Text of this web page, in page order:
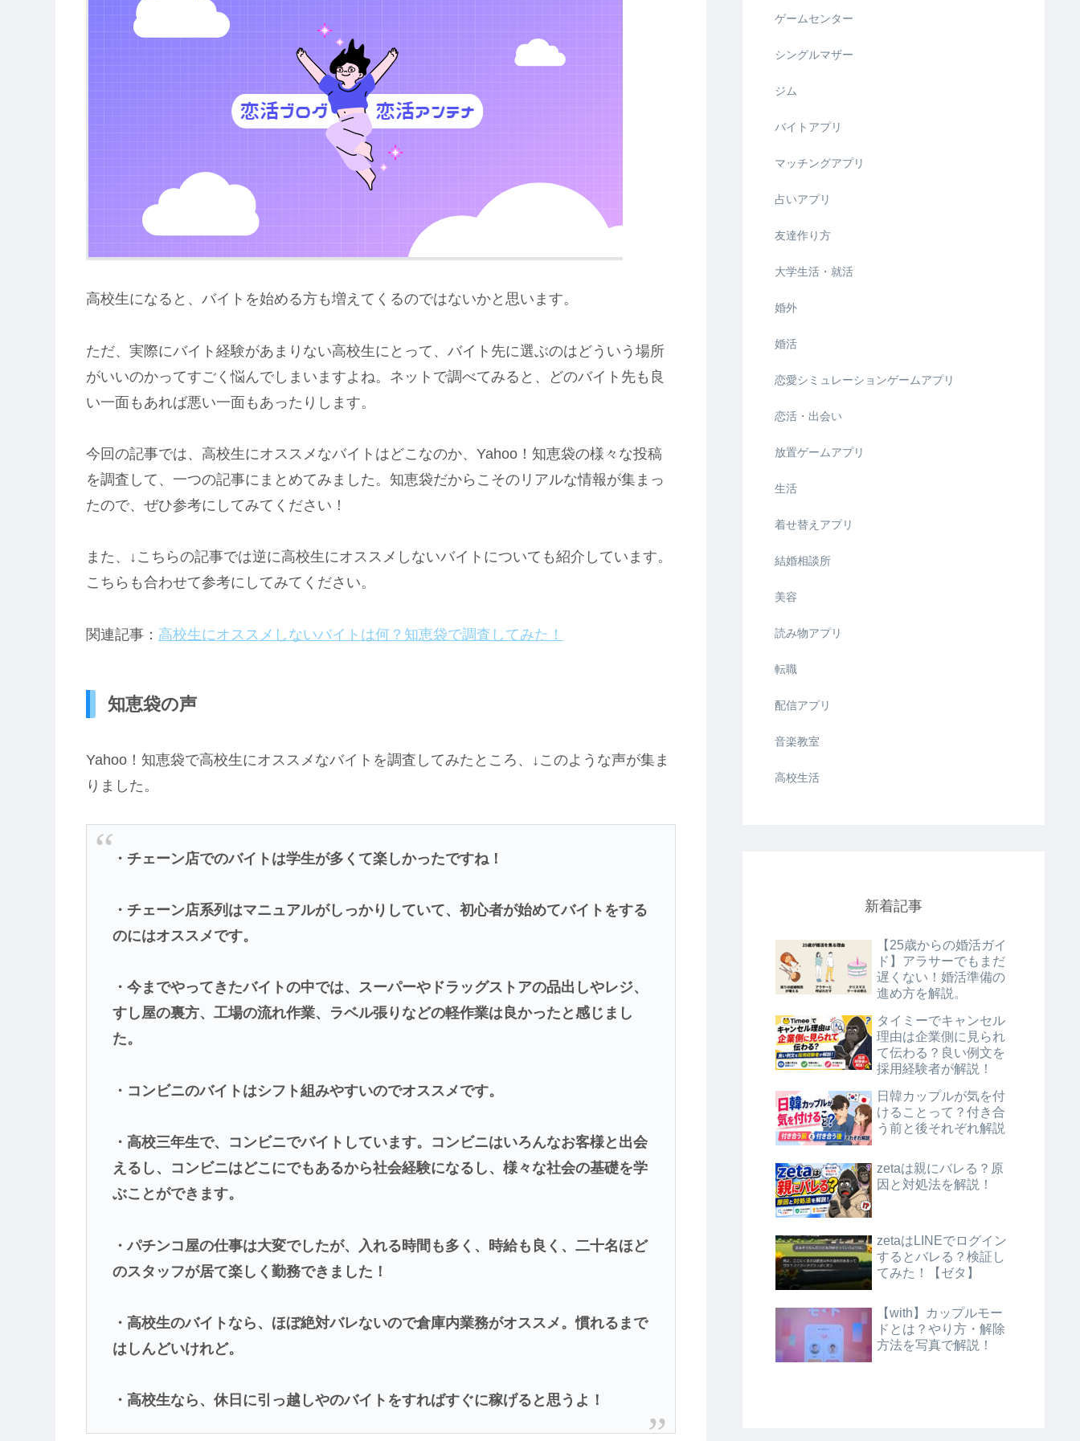
高校生になると、バイトを始める方も増えてくるのではないかと思います。
ただ、実際にバイト経験があまりない高校生にとって、バイト先に選ぶのはどういう場所
がいいのかってすごく悩んでしまいますよね。ネットで調べてみると、どのバイト先も良
い一面もあれば悪い一面もあったりします。
今回の記事では、高校生にオススメなバイトはどこなのか、Yahoo！知恵袋の様々な投稿
を調査して、一つの記事にまとめてみました。知恵袋だからこそのリアルな情報が集まっ
たので、ぜひ参考にしてみてください！
また、↓こちらの記事では逆に高校生にオススメしないバイトについても紹介しています。
こちらも合わせて参考にしてみてください。
関連記事： 高校生にオススメしないバイトは何？知恵袋で調査してみた！
知恵袋の声
Yahoo！知恵袋で高校生にオススメなバイトを調査してみたところ、↓このような声が集ま
りました。
・チェーン店でのバイトは学生が多くて楽しかったですね！
・チェーン店系列はマニュアルがしっかりしていて、初心者が始めてバイトをする
のにはオススメです。
・今までやってきたバイトの中では、スーパーやドラッグストアの品出しやレジ、
すし屋の裏方、工場の流れ作業、ラベル張りなどの軽作業は良かったと感じまし
た。
・コンビニのバイトはシフト組みやすいのでオススメです。
・高校三年生で、コンビニでバイトしています。コンビニはいろんなお客様と出会
えるし、コンビニはどこにでもあるから社会経験になるし、様々な社会の基礎を学
ぶことができます。
・パチンコ屋の仕事は大変でしたが、入れる時間も多く、時給も良く、二十名ほど
のスタッフが居て楽しく勤務できました！
・高校生のバイトなら、ほぼ絶対バレないので倉庫内業務がオススメ。慣れるまで
はしんどいけれど。
・高校生なら、休日に引っ越しやのバイトをすればすぐに稼げると思うよ！
ゲームセンター
シングルマザー
ジム
バイトアプリ
マッチングアプリ
占いアプリ
友達作り方
大学生活・就活
婚外
婚活
恋愛シミュレーションゲームアプリ
恋活・出会い
放置ゲームアプリ
生活
着せ替えアプリ
結婚相談所
美容
読み物アプリ
転職
配信アプリ
音楽教室
高校生活
新着記事
【25歳からの婚活ガイ
ド】アラサーでもまだ
遅くない！婚活準備の
進め方を解説。
タイミーでキャンセル
理由は企業側に見られ
て伝わる？良い例文を
採用経験者が解説！
日韓カップルが気を付
けることって？付き合
う前と後それぞれ解説
zetaは親にバレる？原
因と対処法を解説！
zetaはLINEでログイン
するとバレる？検証し
てみた！【ゼタ】
【with】カップルモー
ドとは？やり方・解除
方法を写真で解説！